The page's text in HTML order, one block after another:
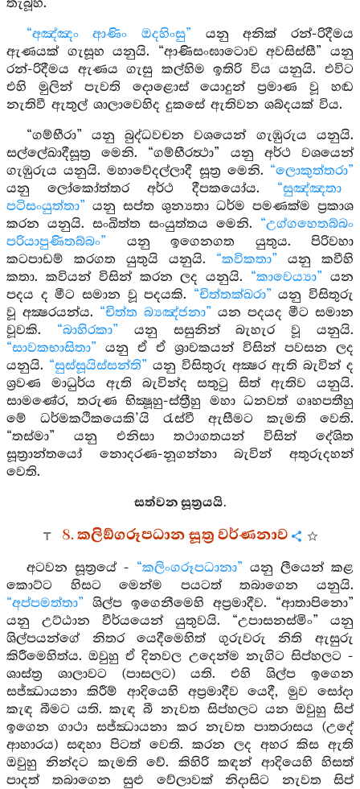
තැබූහ.
“අඤ්ඤං ආණිං ඔදහිංසු” යනු අනික් රන්-රිදීමය
ඇණයක් ගැසූහ යනුයි. “ආණිසංඝාටොව අවසිස්සී” යනු
රන්-රිදීමය ඇණය ගැසු කල්හිම ඉතිරි විය යනුයි. එවිට
එහි මුලින් පැවති දොළොස් යොදුන් ප්‍රමාණ වූ හඬ
නැතිවී ඇතුල් ශාලාවෙහිද දුකසේ ඇතිවන ශබ්දයක් විය.
“ගම්භීරා” යනු බුද්ධවචන වශයෙන් ගැඹුරුය යනුයි.
සල්ලේඛාදීසූත්‍ර මෙනි. “ගම්භීරත්‍ථා” යනු අර්ථ වශයෙන්
ගැඹුරුය යනුයි. මහාවේදල්ලාදී සූත්‍ර මෙනි. “ලොකුත්තරා”
යනු ලෝකෝත්තර අර්ථ දීපකයෝය. “සුඤ්ඤතා
පටිසංයුත්තා” යනු සප්ත ශුන්‍යතා ධර්ම පමණක්ම ප්‍රකාශ
කරන යනුයි. සංඛිත්ත සංයුත්තය මෙනි. “උග්ගහෙතබ්බං
පරියාපුණිතබ්බං” යනු ඉගෙනගත යුතුය. පිරිවහා
කටපාඩම් කරගත යුතුයි යනුයි. “කවිකතා” යනු කවීහි
කතා. කවියන් විසින් කරන ලද යනුයි. “කාවෙය්‍යා” යන
පදය ද මීට සමාන වූ පදයකි. “චිත්තක්ඛරා” යනු විසිතුරු
වූ අක්‍ෂරයන්ය. “චිත්ත බ්‍යඤ්ජනා” යන පදයද මීට සමාන
වූවකි. “බාහිරකා” යනු සසුනින් බැහැර වූ යනුයි.
“සාවකභාසිතා” යනු ඒ ඒ ශ්‍රාවකයන් විසින් පවසන ලද
යනුයි. “සුස්සූයිස්සන්ති” යනු විසිතුරු අක්‍ෂර ඇති බැවින් ද
ශ්‍රවණ මාධුර්ය ඇති බැවින්ද සතුටු සිත් ඇතිව යනුයි.
සාමණේර, තරුණ භික්‍ෂූහු-ස්ත්‍රීහු මහා ධනවත් ගෘහපතීහු
මේ ධර්මකථිකයෙකි’යි රැස්වී ඇසීමට කැමති වෙති.
“තස්මා” යනු එනිසා තථාගතයන් විසින් දේශිත
සූත්‍රාන්තයෝ නොදරණ-නූගන්නා බැවින් අතුරුදහන්
වෙති.
සත්වන සූත්‍රයයි.
8. කලිඞ්ගරූපධාන සූත්‍ර වර්ණනාව
අටවන සූත්‍රයේ - “කලිංගරූපධානා” යනු ලීයෙන් කළ
කොට්ට හිසට මෙන්ම පයටත් තබාගෙන යනුයි.
“අප්පමත්තා” ශිල්ප ඉගෙනීමෙහි අප්‍රමාදීව. “ආතාපිනො”
යනු උට්ඨාන වීර්යයෙන් යුතුවයි. “උපාසනස්මිං” යනු
ශිල්පයන්ගේ නිතර යෙදීමෙහිත් ගුරුවරු නිති ඇසුරු
කිරීමෙහිත්ය. ඔවුහු ඒ දිනවල උදෙන්ම නැගිට සිප්හලට -
ශාස්ත්‍ර ශාලාවට (පාසලට) යති. එහි ශිල්ප ඉගෙන
සජ්ඣායනා කිරීම් ආදියෙහි අප්‍රමාදීව යෙදී, මුව සෝදා
කැඳ බීමට යති. කැඳ බී නැවත සිප්හලට යන ඔවුහු සිප්
ඉගෙන ගාථා සජ්ඣායනා කර නැවත පාතරාසය (උදේ
ආහාරය) සඳහා පිටත් වෙති. කරන ලද අහර කිස ඇති
ඔවුහු නින්දට කැමති වේ. කිහිරි කඳන් ආදියෙහි හිසත්
පාදත් තබාගෙන සුළු වේලාවක් නිදාසිට නැවත සිප්